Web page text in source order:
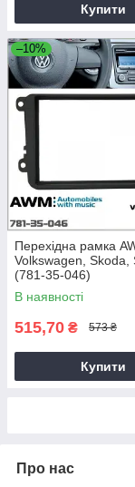
Купити
–10%
Перехідна рамка
Volkswagen, Skoda,
(781-35-046)
В наявності
515,70 ₴ 573 ₴
Купити
Про нас